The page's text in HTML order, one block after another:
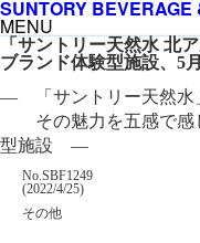
SUNTORY BEVERAGE
MENU
「サントリー天然水 北
ブランド体験型施設、5
― 「サントリー天然水
その魅力を五感で感
型施設 ―
掲載番号
No.SBF1249
掲載日
(2022/4/25)
カテゴリー
その他